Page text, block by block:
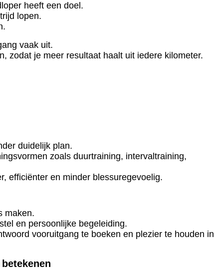
heeft een doel.
lopen.
vaak uit.
zodat je meer resultaat haalt uit iedere kilometer.
duidelijk plan.
zoals duurtraining, intervaltraining,
efficiënter en minder blessuregevoelig.
maken.
en persoonlijke begeleiding.
vooruitgang te boeken en plezier te houden in